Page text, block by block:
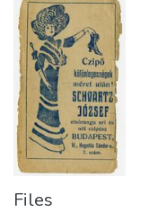
About us
Files